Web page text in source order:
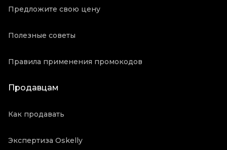
Предложите свою цену
Полезные советы
Правила применения промокодов
Продавцам
Как продавать
Экспертиза Oskelly